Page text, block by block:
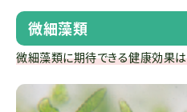
微細藻類
微細藻類に期待できる健康効果は